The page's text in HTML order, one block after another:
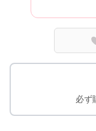
必ず